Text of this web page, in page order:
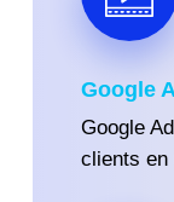
Google
Google
clients en